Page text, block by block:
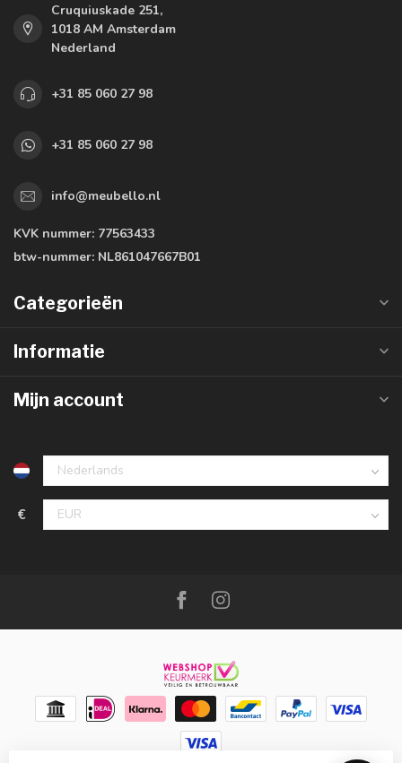
Cruquiuskade 251,
1018 AM Amsterdam
Nederland
+31 85 060 27 98
+31 85 060 27 98
info@meubello.nl
KVK nummer: 77563433
btw-nummer: NL861047667B01
Categorieën
Informatie
Mijn account
€